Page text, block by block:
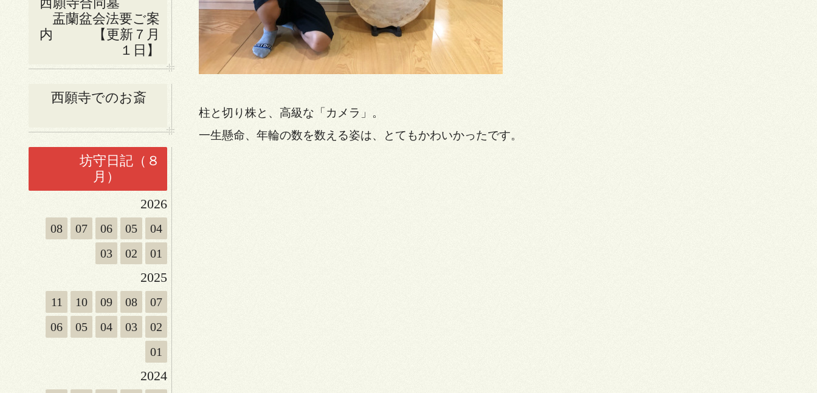
盂蘭盆会法要ご案
内 【更新７月
１日】
西願寺でのお斎
坊守日記（８
月）
2026
08 07 06 05
04
03
02 01
2025
11 10 09 08
07
06
05 04 03
02
01
2024
柱と切り株と、高級な「カメラ」。
一生懸命、年輪の数を数える姿は、とてもかわいかったです。